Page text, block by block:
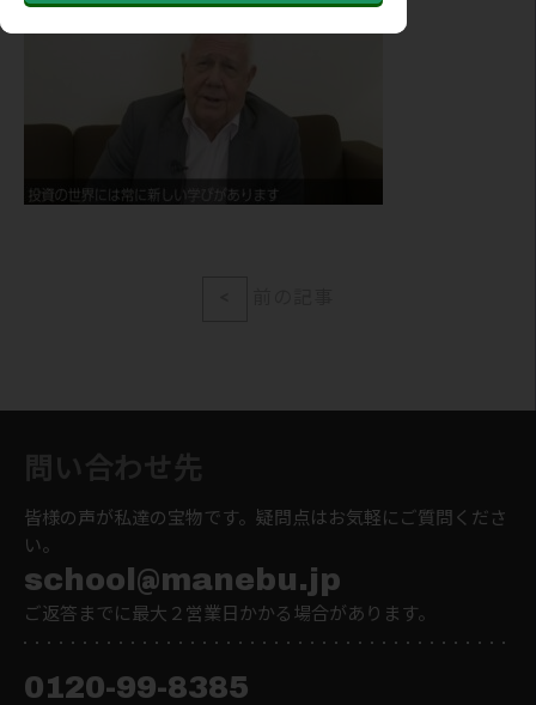
皆様の声が私達の宝物です。疑問点はお気軽にご質問くださ
い。
school@manebu.jp
ご返答までに最大２営業日かかる場合があります。
0120-99-8385